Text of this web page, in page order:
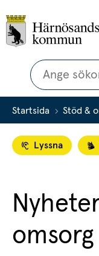
Sök
Startsida Stöd &
Lyssna
omsorg